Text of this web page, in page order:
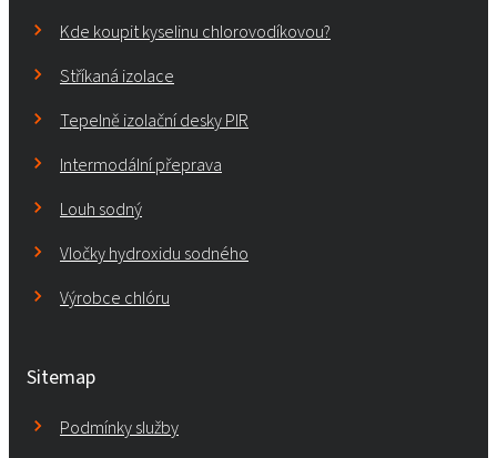
Kde koupit kyselinu chlorovodíkovou?
Stříkaná izolace
Tepelně izolační desky PIR
Intermodální přeprava
Louh sodný
Vločky hydroxidu sodného
Výrobce chlóru
Sitemap
Podmínky služby